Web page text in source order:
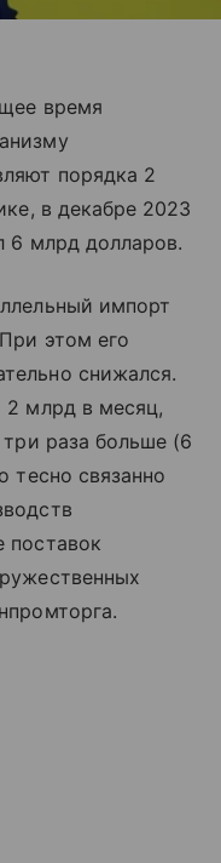
время
порядка 2
в декабре 2023
6 млрд долларов.
импорт
этом его
снижался.
2 млрд в месяц,
раза больше (6
тесно связанно
поставок